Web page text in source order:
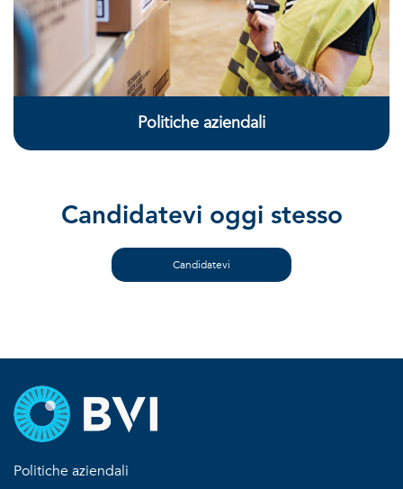
Politiche aziendali
Candidatevi oggi stesso
Candidatevi
Politiche aziendali